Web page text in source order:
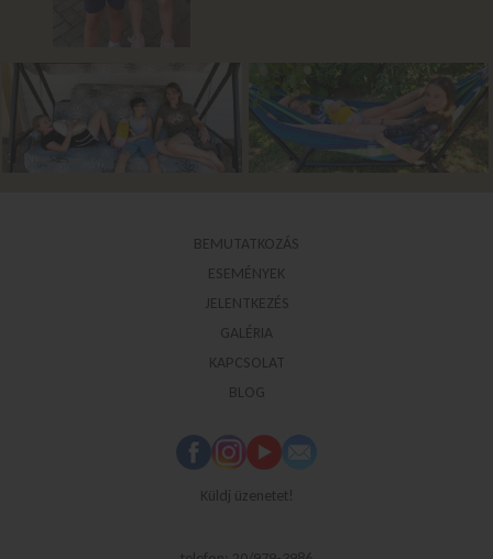
BEMUTATKOZÁS
ESEMÉNYEK
JELENTKEZÉS
GALÉRIA
KAPCSOLAT
BLOG
Küldj üzenetet!